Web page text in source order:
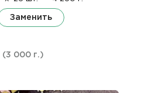
Заменить
(3 000 г.)